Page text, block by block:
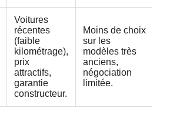
Voitures
récentes
(faible
kilométrage),
prix
attractifs,
garantie
constructeur.
Moins de choix
sur les
modèles très
anciens,
négociation
limitée.